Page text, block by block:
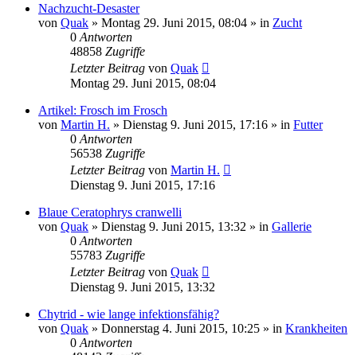
Nachzucht-Desaster
von Quak » Montag 29. Juni 2015, 08:04 » in Zucht
0 Antworten
48858 Zugriffe
Letzter Beitrag von Quak
Montag 29. Juni 2015, 08:04
Artikel: Frosch im Frosch
von Martin H. » Dienstag 9. Juni 2015, 17:16 » in Futter
0 Antworten
56538 Zugriffe
Letzter Beitrag von Martin H.
Dienstag 9. Juni 2015, 17:16
Blaue Ceratophrys cranwelli
von Quak » Dienstag 9. Juni 2015, 13:32 » in Gallerie
0 Antworten
55783 Zugriffe
Letzter Beitrag von Quak
Dienstag 9. Juni 2015, 13:32
Chytrid - wie lange infektionsfähig?
von Quak » Donnerstag 4. Juni 2015, 10:25 » in Krankheiten
0 Antworten